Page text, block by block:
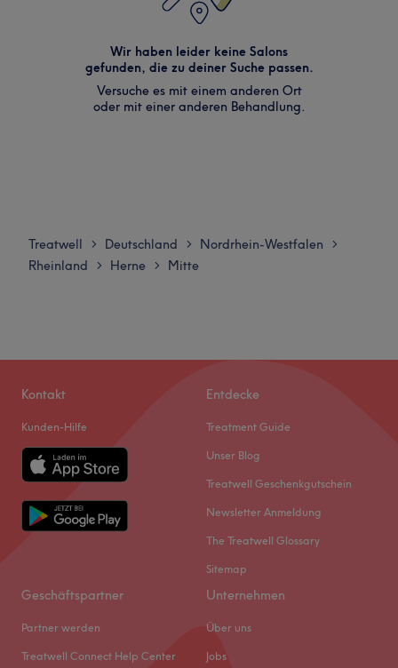
Wir haben leider keine Salons
gefunden, die zu deiner Suche passen.
Versuche es mit einem anderen Ort
oder mit einer anderen Behandlung.
Treatwell > Deutschland > Nordrhein-Westfalen >
Rheinland > Herne > Mitte
Kontakt
Kunden-Hilfe
Entdecke
Treatment Guide
Unser Blog
Treatwell Geschenkgutschein
Newsletter Anmeldung
The Treatwell Glossary
Sitemap
Geschäftspartner
Partner werden
Treatwell Connect Help Center
Unternehmen
Über uns
Jobs